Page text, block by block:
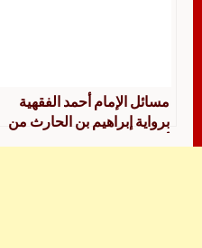
مسائل الإمام أحمد الفقهية
برواية إبراهيم بن الحارث من